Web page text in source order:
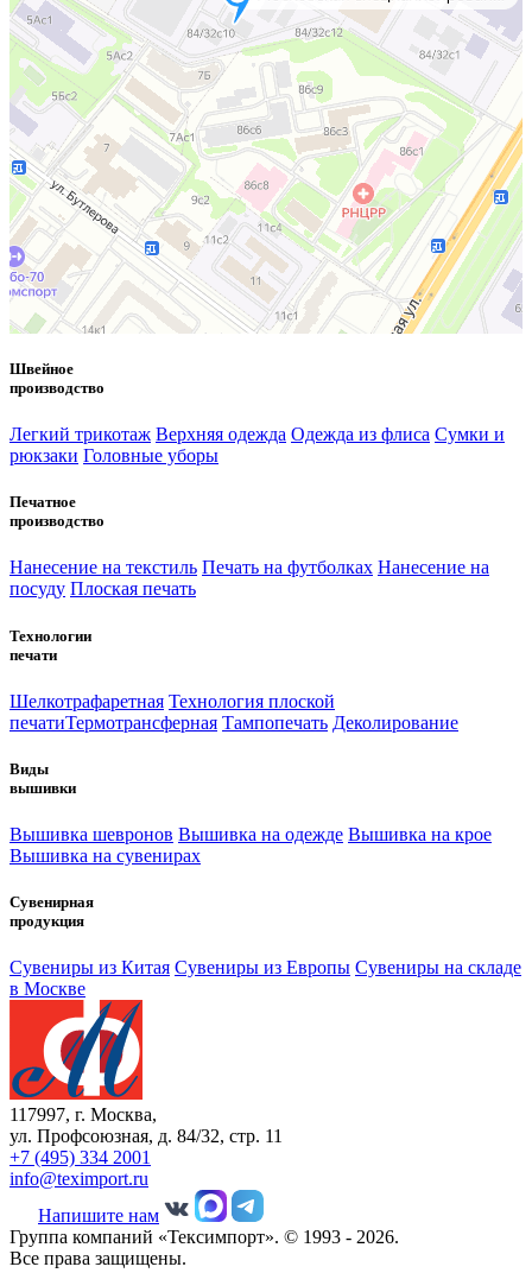
Швейное
производство
Легкий трикотаж Верхняя одежда Одежда из флиса Сумки и
рюкзаки Головные уборы
Печатное
производство
Нанесение на текстиль Печать на футболках Нанесение на
посуду Плоская печать
Технологии
печати
Шелкотрафаретная Технология плоской
печатиТермотрансферная Тампопечать Деколирование
Виды
вышивки
Вышивка шевронов Вышивка на одежде Вышивка на крое
Вышивка на сувенирах
Сувенирная
продукция
Сувениры из Китая Сувениры из Европы Сувениры на складе
в Москве
117997, г. Москва,
ул. Профсоюзная, д. 84/32, стр. 11
+7 (495) 334 2001
info@teximport.ru
Напишите нам
Группа компаний «Тексимпорт». © 1993 - 2026.
Все права защищены.